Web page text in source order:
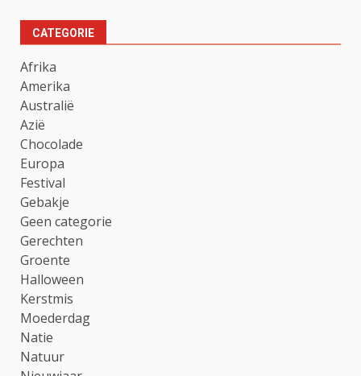
CATEGORIE
Afrika
Amerika
Australië
Azië
Chocolade
Europa
Festival
Gebakje
Geen categorie
Gerechten
Groente
Halloween
Kerstmis
Moederdag
Natie
Natuur